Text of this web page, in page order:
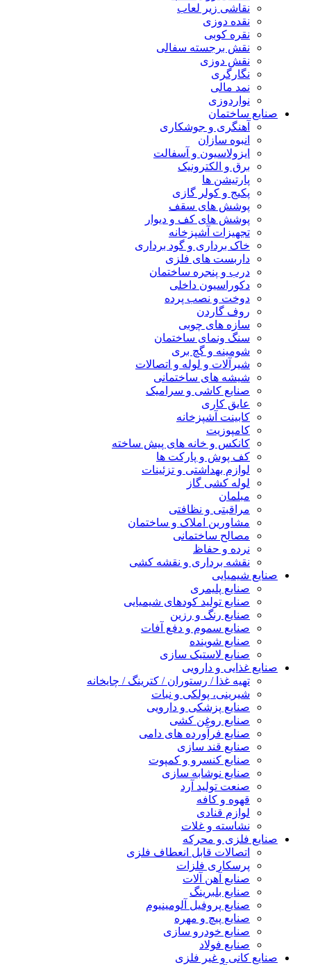
نقاشی زیر لعاب
نقده دوزی
نقره کوبی
نقش برجسته سفالی
نقش دوزی
نگارگری
نمد مالی
نواردوزی
صنایع ساختمان
آهنگری و جوشکاری
انبوه سازان
ایزولاسیون و آسفالت
برق و الکترونیک
پارتیشن ها
پکیج و کولر گازی
پوشش های سقف
پوشش های کف و دیوار
تجهیزات آشپزخانه
خاک برداری و گود برداری
داربست های فلزی
درب و پنجره ساختمان
دکوراسیون داخلی
دوخت و نصب پرده
روف گاردن
سازه های چوبی
سنگ ونمای ساختمان
شومینه و گچ بری
شیرآلات و لوله و اتصالات
شیشه های ساختمانی
صنایع کاشی و سرامیک
عایق کاری
کابینت آشپزخانه
کامپوزیت
کانکس و خانه های پیش ساخته
کف پوش و پارکت ها
لوازم بهداشتی و تزئینات
لوله کشی گاز
مبلمان
مراقبتی و نظافتی
مشاورین املاک و ساختمان
مصالح ساختمانی
نرده و حفاظ
نقشه برداری و نقشه کشی
صنایع شیمیایی
صنایع پلیمری
صنایع تولید کودهای شیمیایی
صنایع رنگ و رزین
صنایع سموم و دفع آفات
صنایع شوینده
صنایع لاستیک سازی
صنایع غذایی و دارویی
تهیه غذا / رستوران / کترینگ / چایخانه
شیرینی، پولکی و نبات
صنایع پزشکی و دارویی
صنایع روغن کشی
صنایع فرآورده های دامی
صنایع قند سازی
صنایع کنسرو و کمپوت
صنایع نوشابه سازی
صنعت تولید آرد
قهوه و کافه
لوازم قنادی
نشاسته و غلات
صنایع فلزی و محرکه
اتصالات قابل انعطاف فلزی
پرسکاری فلزات
صنایع آهن آلات
صنایع بلبرینگ
صنایع پروفیل آلومینیوم
صنایع پیچ و مهره
صنایع خودرو سازی
صنایع فولاد
صنایع کانی و غیر فلزی